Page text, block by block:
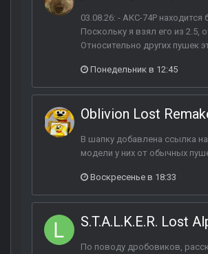
03.08.26: - АКС-74Р
Поскольку я взял его из 2.5,
Относительно других пушек
Понедельник в 12:45
Oblivion Lost
В шапку добавлена ссылка
модели у них от обычных
Воскресенье в 18:33
S.T.A.L.K.E.R. Lost
По поводу дробовиков,